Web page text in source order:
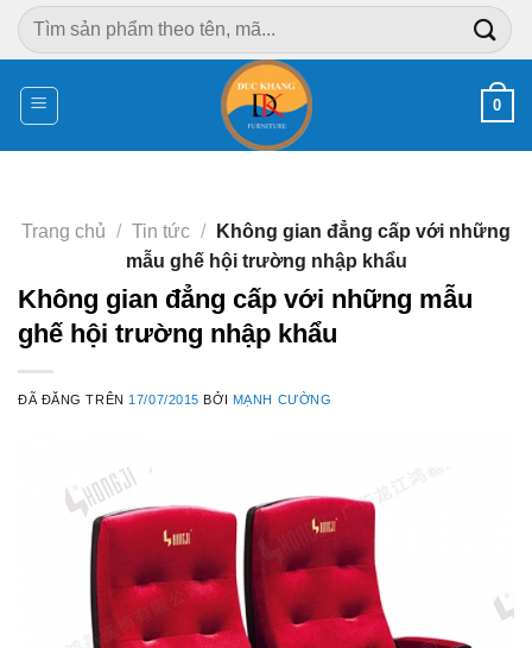
Chuyển
đến
dung
Tìm
kiếm:
0
Trang chủ / Tin tức /
Không gian đẳng cấp với những
mẫu ghế hội trường nhập khẩu
Không gian đẳng cấp với những mẫu
ghế hội trường nhập khẩu
ĐÃ ĐĂNG TRÊN 17/07/2015 BỞI MẠNH CƯỜNG